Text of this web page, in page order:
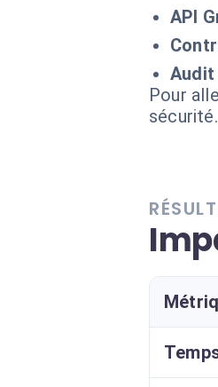
API
Audit
Pour
sécurité.